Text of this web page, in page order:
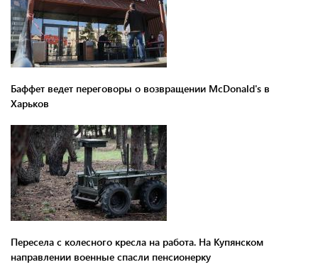
Баффет ведет переговоры о возвращении McDonald's в
Харьков
Пересела с колесного кресла на работа. На Купянском
направлении военные спасли пенсионерку